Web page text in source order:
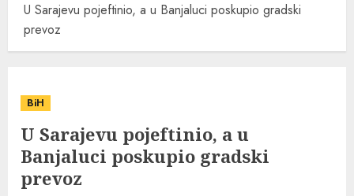
U Sarajevu pojeftinio, a u Banjaluci poskupio gradski
prevoz
BiH
U Sarajevu pojeftinio, a u
Banjaluci poskupio gradski
prevoz